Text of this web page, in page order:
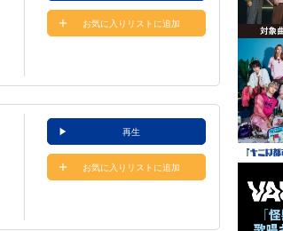
お気に入りリストに追加
再生
お気に入りリストに追加